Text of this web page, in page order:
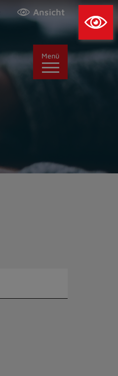
Ansicht ×